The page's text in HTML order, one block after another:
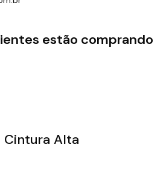
estão comprando
Cintura Alta